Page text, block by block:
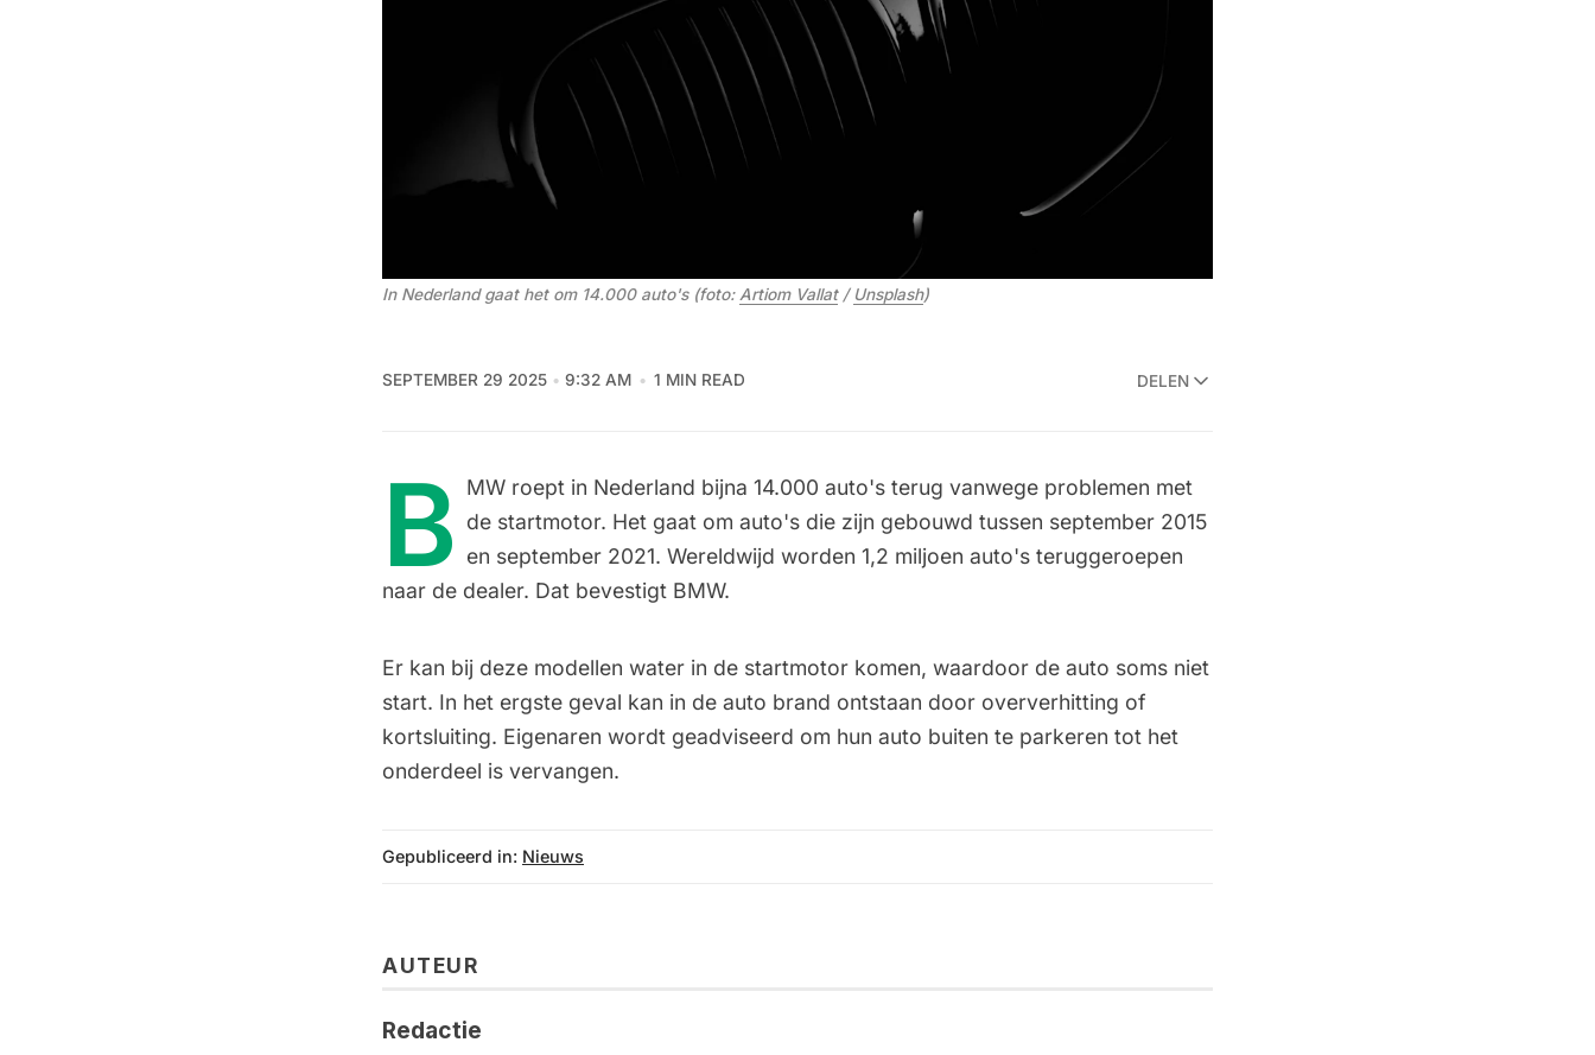
In Nederland gaat het om 14.000 auto's (foto: Artiom Vallat / Unsplash)
SEPTEMBER 29 2025 9:32 AM 1 MIN READ DELEN
B
MW roept in Nederland bijna 14.000 auto's terug vanwege problemen met
de startmotor. Het gaat om auto's die zijn gebouwd tussen september 2015
en september 2021. Wereldwijd worden 1,2 miljoen auto's teruggeroepen
naar de dealer. Dat bevestigt BMW.
Er kan bij deze modellen water in de startmotor komen, waardoor de auto soms niet
start. In het ergste geval kan in de auto brand ontstaan door oververhitting of
kortsluiting. Eigenaren wordt geadviseerd om hun auto buiten te parkeren tot het
onderdeel is vervangen.
Gepubliceerd in: Nieuws
AUTEUR
Redactie